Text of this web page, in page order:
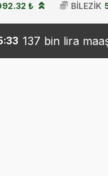
₺ BİLEZİK
eleman